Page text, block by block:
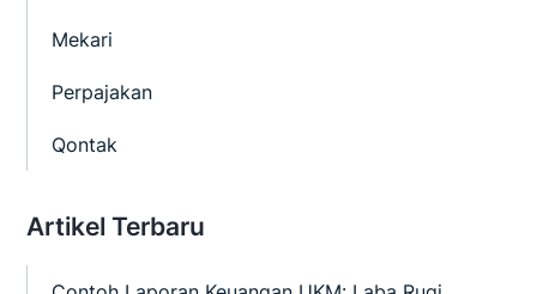
Mekari
Perpajakan
Qontak
Artikel Terbaru